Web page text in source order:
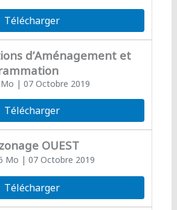
Télécharger
d’Aménagement et
| 07 Octobre 2019
Télécharger
OUEST
Mo | 07 Octobre 2019
Télécharger